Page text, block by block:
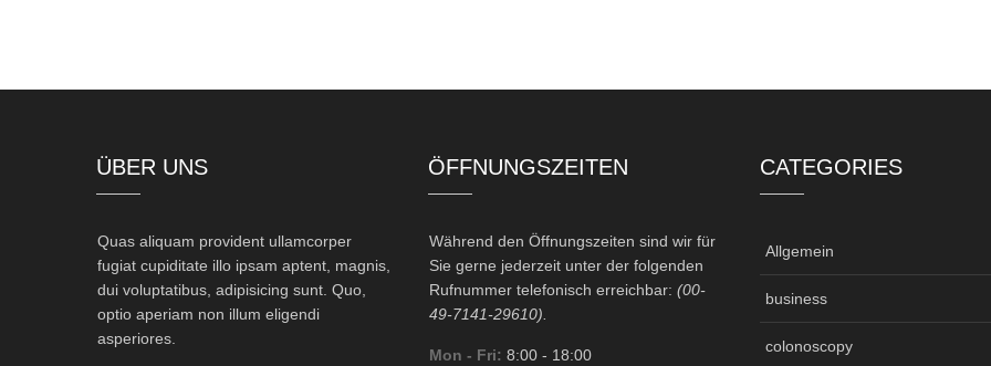
ÜBER UNS
Quas aliquam provident ullamcorper
fugiat cupiditate illo ipsam aptent, magnis,
dui voluptatibus, adipisicing sunt. Quo,
optio aperiam non illum eligendi
asperiores.
ÖFFNUNGSZEITEN
Während den Öffnungszeiten sind wir für
Sie gerne jederzeit unter der folgenden
Rufnummer telefonisch erreichbar: (00-
49-7141-29610).
Mon - Fri: 8:00 - 18:00
CATEGORIES
Allgemein
business
colonoscopy